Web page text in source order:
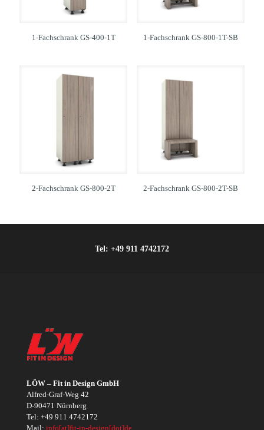
1-Fachschrank GS-400-1T 1-Fachschrank GS-800-1T-SB
2-Fachschrank GS-800-2T 2-Fachschrank GS-800-2T-SB
Tel: +49 911 4742172
LÖW – Fit in Design GmbH
Alfred-Graf-Weg 42
D-90471 Nürnberg
Tel: +49 911 4742172
Mail: info[at]fit-in-design[dot]de